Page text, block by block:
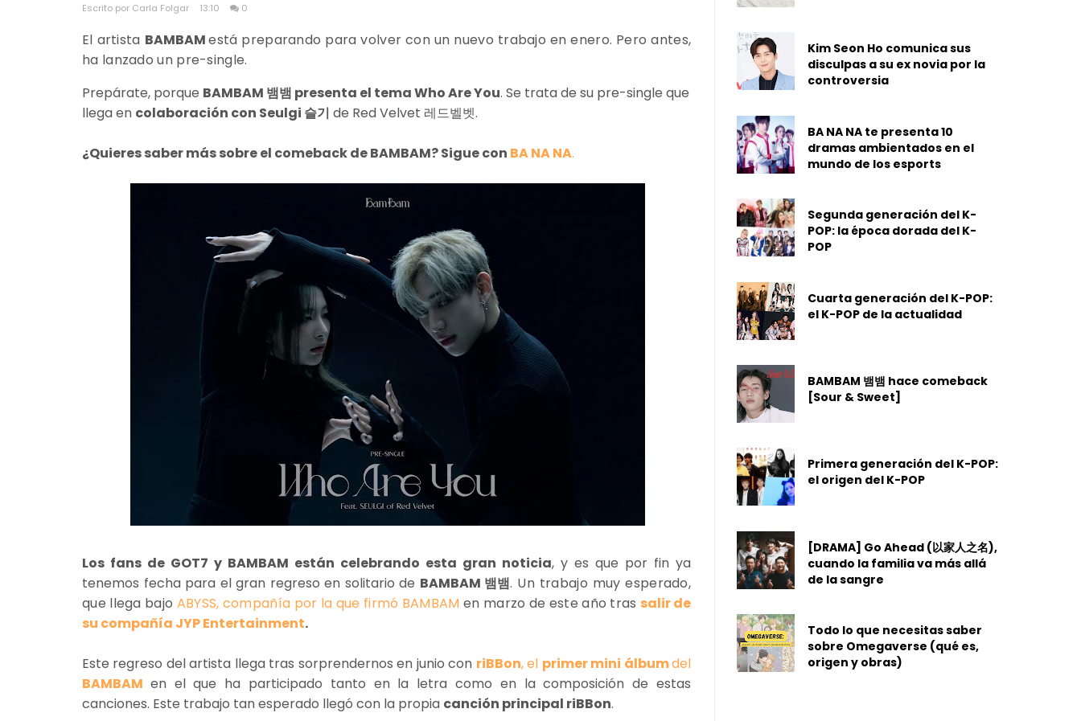
Escrito por Carla Folgar 13:10 0
El artista BAMBAMestá preparando para volver con un nuevo trabajo en enero. Pero antes,
ha lanzado un pre-single.
Prepárate, porque BAMBAM 뱀뱀 presenta el tema Who Are You. Se trata de su pre-single que
llega en colaboración con Seulgi 슬기 de Red Velvet 레드벨벳.
¿Quieres saber más sobre el comeback de BAMBAM? Sigue con BA NA NA.
Los fans de GOT7 y BAMBAM están celebrando esta gran noticia, y es que por fin ya
tenemos fecha para el gran regreso en solitario de BAMBAM 뱀뱀. Un trabajo muy esperado,
que llega bajo ABYSS, compañía por la que firmó BAMBAM en marzo de este año tras salir de
su compañía JYP Entertainment.
Este regreso del artista llega tras sorprendernos en junio con riBBon, el primer mini álbumdel
BAMBAM en el que ha participado tanto en la letra como en la composición de estas
canciones. Este trabajo tan esperado llegó con la propia canción principal riBBon.
Kim Seon Ho comunica sus
disculpas a su ex novia por la
controversia
BA NA NA te presenta 10
dramas ambientados en el
mundo de los esports
Segunda generación del K-
POP: la época dorada del K-
POP
Cuarta generación del K-POP:
el K-POP de la actualidad
BAMBAM 뱀뱀 hace comeback
[Sour & Sweet]
Primera generación del K-POP:
el origen del K-POP
[DRAMA] Go Ahead (以家人之名),
cuando la familia va más allá
de la sangre
Todo lo que necesitas saber
sobre Omegaverse (qué es,
origen y obras)